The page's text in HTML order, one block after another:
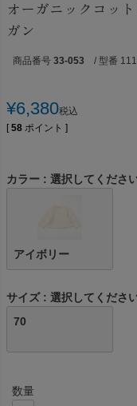
オーガニックコッ
ガン
商品番号 33-053 / 型番
¥6,380税込
[ 58 ポイント ]
カラー 選択してくださ
アイボリー
サイズ
選択してくださ
70